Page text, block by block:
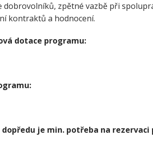
dobrovolníků, zpětné vazbě při
kontraktů a hodnocení.
dotace programu:
je min. potřeba na rezervaci